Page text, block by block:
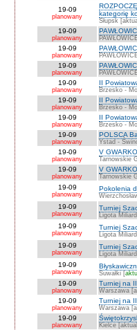
19-09
planowany
kategorię
Słupsk
19-09
planowany
19-09
planowany
19-09
planowany
19-09
planowany
II
Brzesko -
19-09
planowany
II
Brzesko -
19-09
planowany
II
Brzesko -
19-09
planowany
POLSCA
Ystad -
19-09
planowany
V
Tarnowskie
19-09
planowany
V
Tarnowskie
19-09
planowany
Pokolenia
19-09
planowany
Turniej
Ligota
19-09
planowany
Turniej
Ligota
19-09
planowany
Turniej
Ligota
19-09
planowany Suwałki [
19-09
planowany
Turniej na
Warszawa
19-09
planowany
Turniej na
Warszawa
19-09
planowany Kielce